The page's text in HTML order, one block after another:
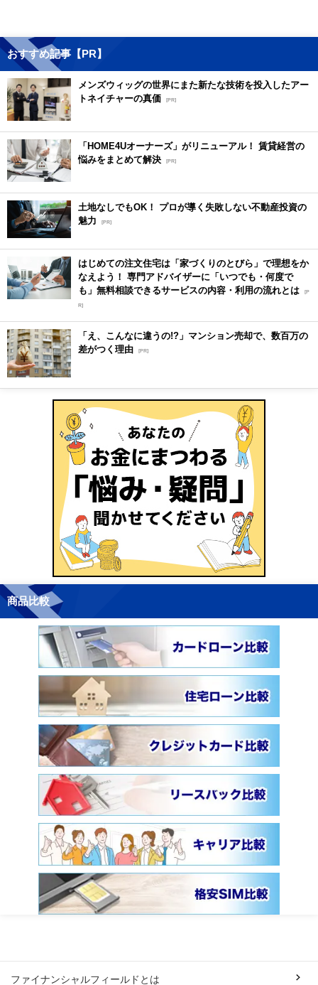
おすすめ記事【PR】
メンズウィッグの世界にまた新たな技術を投入したアー
トネイチャーの真価
[PR]
「HOME4Uオーナーズ」がリニューアル！ 賃貸経営の
悩みをまとめて解決 [PR]
土地なしでもOK！ プロが導く失敗しない不動産投資の
魅力
[PR]
はじめての注文住宅は「家づくりのとびら」で理想をか
なえよう！ 専門アドバイザーに「いつでも・何度で
も」無料相談できるサービスの内容・利用の流れとは [P
R]
「え、こんなに違うの!?」マンション売却で、数百万の
差がつく理由 [PR]
商品比較
ファイナンシャルフィールドとは